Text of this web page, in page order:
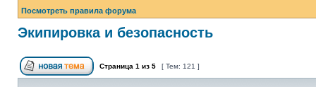
Посмотреть правила форума
Экипировка и безопасность
Страница 1 из 5 [ Тем: 121 ]